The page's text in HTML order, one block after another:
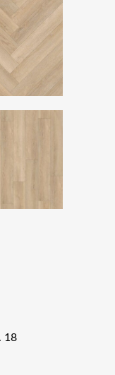
18